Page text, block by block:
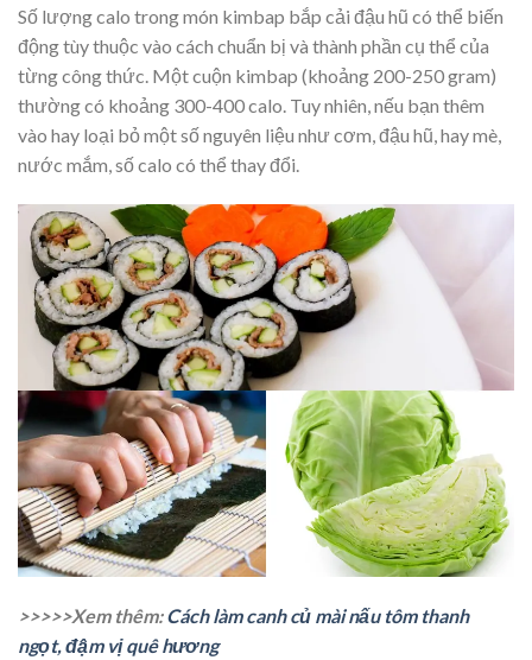
Số lượng calo trong món kimbap bắp cải đậu hũ có thể biến
động tùy thuộc vào cách chuẩn bị và thành phần cụ thể của
từng công thức. Một cuộn kimbap (khoảng 200-250 gram)
thường có khoảng 300-400 calo. Tuy nhiên, nếu bạn thêm
vào hay loại bỏ một số nguyên liệu như cơm, đậu hũ, hay mè,
nước mắm, số calo có thể thay đổi.
>>>>>Xem thêm:Cách làm canh củ mài nấu tôm thanh
ngọt, đậm vị quê hương